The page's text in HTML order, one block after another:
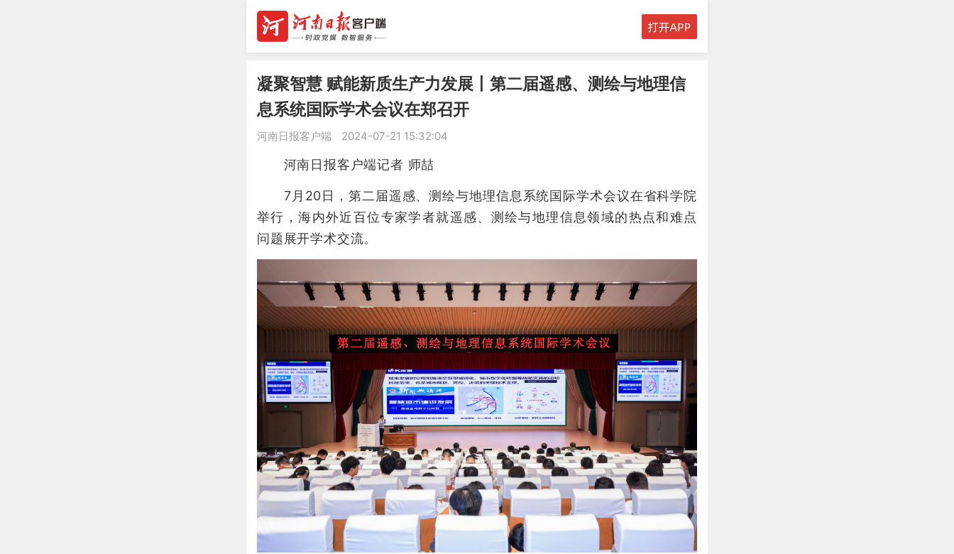
凝聚智慧 赋能新质生产力发展丨第二届遥感、测绘与地理信
息系统国际学术会议在郑召开
河南日报客户端 2024-07-21 15:32:04
河南日报客户端记者 师喆
7月20日，第二届遥感、测绘与地理信息系统国际学术会议在省科学院
举行，海内外近百位专家学者就遥感、测绘与地理信息领域的热点和难点
问题展开学术交流。